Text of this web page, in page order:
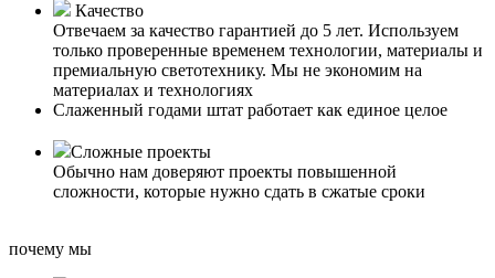
Качество
Отвечаем за качество гарантией до 5 лет. Используем
только проверенные временем технологии, материалы и
премиальную светотехнику. Мы не экономим на
материалах и технологиях
Слаженный годами штат работает как единое целое
Сложные проекты
Обычно нам доверяют проекты повышенной
сложности, которые нужно сдать в сжатые сроки
почему мы